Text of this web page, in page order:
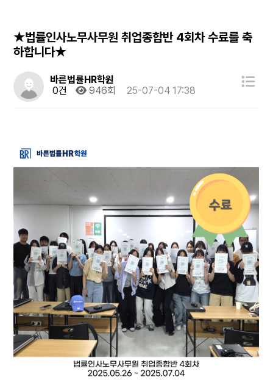
★법률인사노무사무원 취업종합반 4회차 수료를 축
하합니다★
바른법률HR학원
0건
946회 25-07-04 17:38